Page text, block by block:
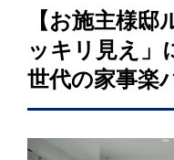
【お施主様邸
ッキリ見え」
世代の家事楽